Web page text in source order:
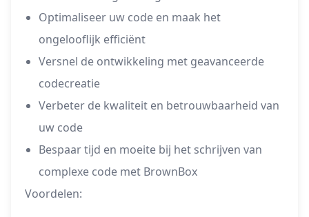
Optimaliseer uw code en maak het
ongelooflijk efficiënt
Versnel de ontwikkeling met geavanceerde
codecreatie
Verbeter de kwaliteit en betrouwbaarheid van
uw code
Bespaar tijd en moeite bij het schrijven van
complexe code met BrownBox
Voordelen: